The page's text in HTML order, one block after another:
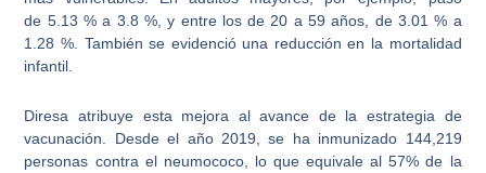
de 5.13 % a 3.8 %, y entre los de 20 a 59 años, de 3.01 % a
1.28 %. También se evidenció una reducción en la mortalidad
infantil.
Diresa atribuye esta mejora al avance de la estrategia de
vacunación. Desde el año 2019, se ha inmunizado 144,219
personas contra el neumococo, lo que equivale al 57% de la